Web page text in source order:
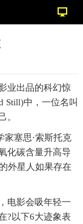
业出品的科幻惊
Still)中，一位名叫
。
塞思·索斯托克
化碳含量升高导
外星人如果存在
影会吸年轻一
?以下6大迹象表